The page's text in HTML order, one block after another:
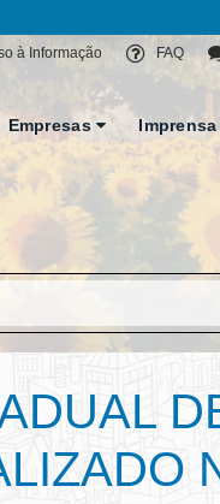
FAQ
à Informação
Empresas Imprensa